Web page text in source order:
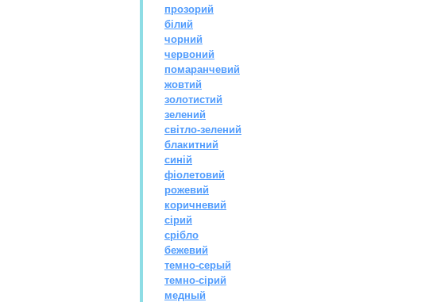
прозорий
білий
чорний
червоний
помаранчевий
жовтий
золотистий
зелений
світло-зелений
блакитний
синій
фіолетовий
рожевий
коричневий
сірий
срібло
бежевий
темно-серый
темно-сірий
медный